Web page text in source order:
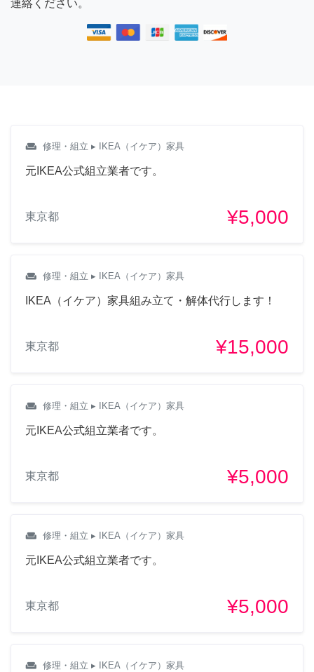
連絡ください。
weekend 修理・組立 ▸ IKEA（イケア）家具
元IKEA公式組立業者です。
東京都 ¥5,000
weekend 修理・組立 ▸ IKEA（イケア）家具
IKEA（イケア）家具組み立て・解体代行します！
東京都 ¥15,000
weekend 修理・組立 ▸ IKEA（イケア）家具
元IKEA公式組立業者です。
東京都 ¥5,000
weekend 修理・組立 ▸ IKEA（イケア）家具
元IKEA公式組立業者です。
東京都 ¥5,000
weekend 修理・組立 ▸ IKEA（イケア）家具